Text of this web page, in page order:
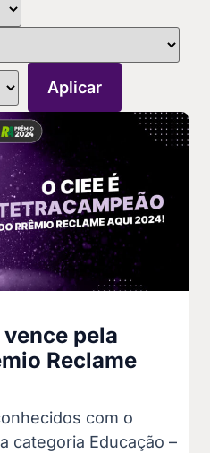
vence pela
Reclame
com o
categoria Educação –